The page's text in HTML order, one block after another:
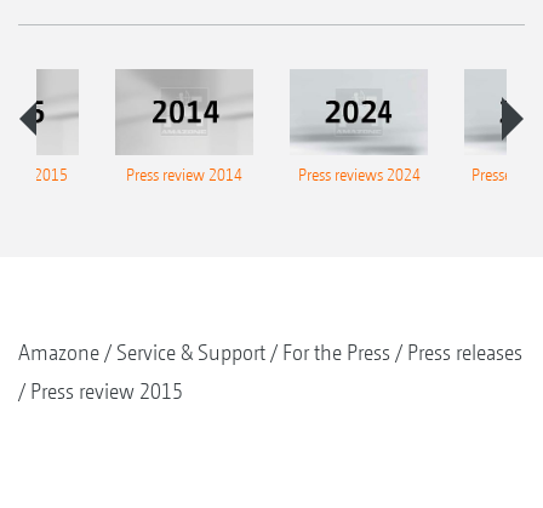
2015 Press review 2014 Press reviews 2024 Presse-
Amazone Service & Support For the Press
Press releases
Press review 2015